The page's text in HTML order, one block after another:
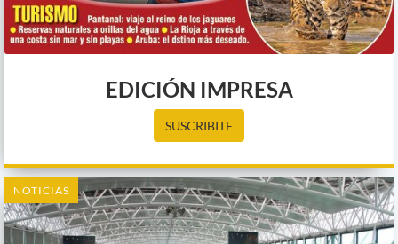
EDICIÓN IMPRESA
SUSCRIBITE
NOTICIAS